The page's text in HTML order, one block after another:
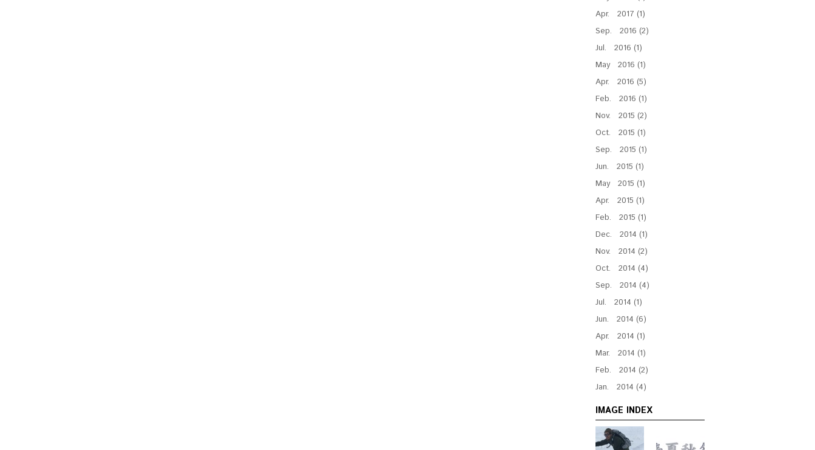
Apr. 2017 (1)
Sep. 2016 (2)
Jul. 2016 (1)
May 2016 (1)
Apr. 2016 (5)
Feb. 2016 (1)
Nov. 2015 (2)
Oct. 2015 (1)
Sep. 2015 (1)
Jun. 2015 (1)
May 2015 (1)
Apr. 2015 (1)
Feb. 2015 (1)
Dec. 2014 (1)
Nov. 2014 (2)
Oct. 2014 (4)
Sep. 2014 (4)
Jul. 2014 (1)
Jun. 2014 (6)
Apr. 2014 (1)
Mar. 2014 (1)
Feb. 2014 (2)
Jan. 2014 (4)
IMAGE INDEX